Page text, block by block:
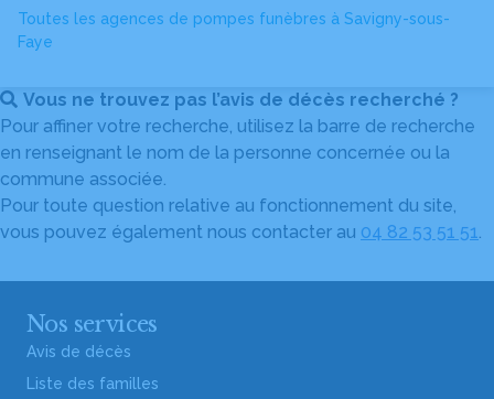
Toutes les agences de pompes funèbres à Savigny-sous-
Faye
Vous ne trouvez pas l’avis de décès recherché ?
Pour affiner votre recherche, utilisez la barre de recherche
en renseignant le nom de la personne concernée ou la
commune associée.
Pour toute question relative au fonctionnement du site,
vous pouvez également nous contacter au 04 82 53 51 51.
Nos services
Avis de décès
Liste des familles